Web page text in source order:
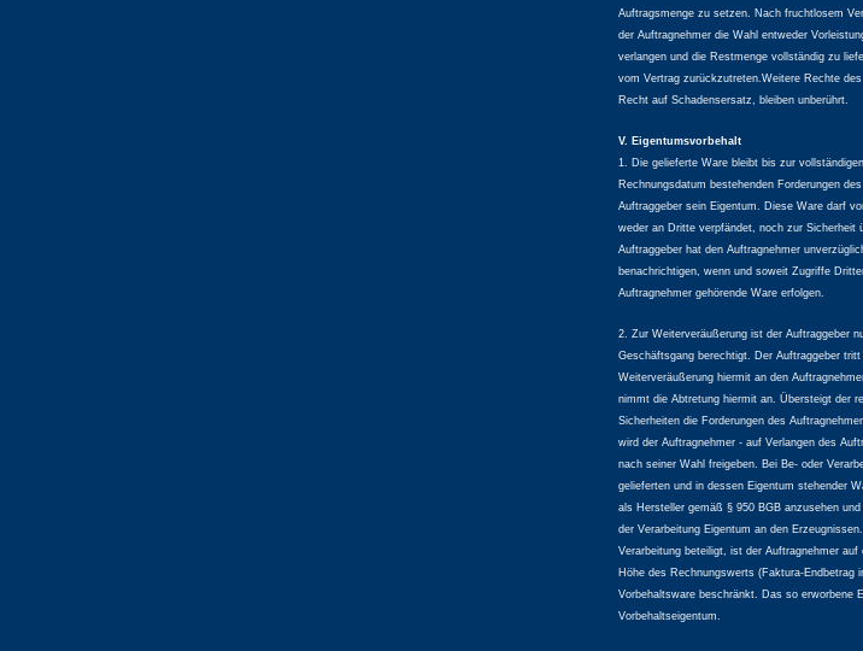
Auftragsmenge zu setzen. Nach fruchtlosem
der Auftragnehmer die Wahl entweder
verlangen und die Restmenge vollständig zu
vom Vertrag zurückzutreten.Weitere Rechte
Recht auf Schadensersatz, bleiben unberührt.
V. Eigentumsvorbehalt
1. Die gelieferte Ware bleibt bis zur
Rechnungsdatum bestehenden Forderungen
Auftraggeber sein Eigentum. Diese Ware darf
weder an Dritte verpfändet, noch zur Sicherheit
Auftraggeber hat den Auftragnehmer
benachrichtigen, wenn und soweit Zugriffe
Auftragnehmer gehörende Ware erfolgen.
2. Zur Weiterveräußerung ist der Auftraggeber
Geschäftsgang berechtigt. Der Auftraggeber
Weiterveräußerung hiermit an den
nimmt die Abtretung hiermit an. Übersteigt der
Sicherheiten die Forderungen des
wird der Auftragnehmer - auf Verlangen des
nach seiner Wahl freigeben. Bei Be- oder
gelieferten und in dessen Eigentum stehender
als Hersteller gemäß § 950 BGB anzusehen
der Verarbeitung Eigentum an den
Verarbeitung beteiligt, ist der Auftragnehmer auf
Höhe des Rechnungswerts (Faktura-Endbetrag
Vorbehaltsware beschränkt. Das so erworbene
Vorbehaltseigentum.